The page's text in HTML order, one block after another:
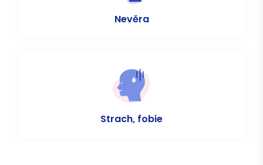
Nevěra
Strach, fobie